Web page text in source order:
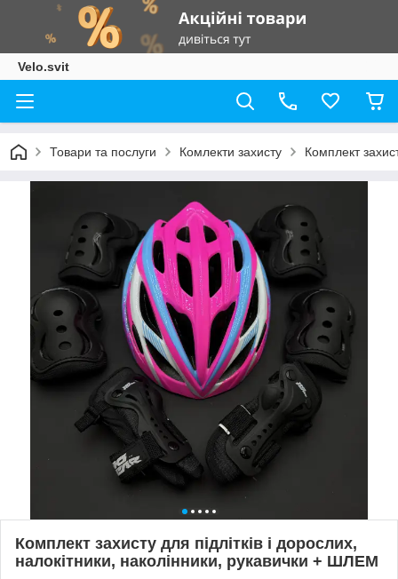
Velo.svit
Товари та послуги Комлекти захисту Комплект
Комплект захисту для підлітків і дорослих,
налокітники, наколінники, рукавички + ШЛЕМ